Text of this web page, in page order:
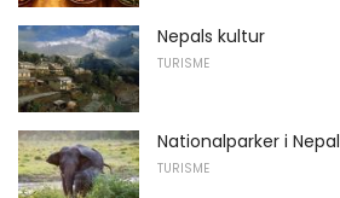
Nepals kultur
TURISME
Nationalparker i Nepal
TURISME